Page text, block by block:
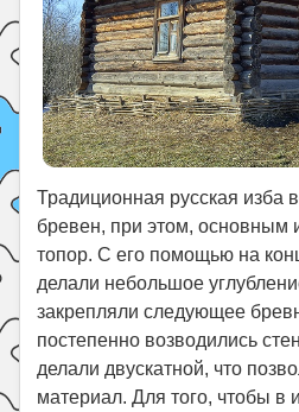
Традиционная русская изба
бревен, при этом, основным
топор. С его помощью на
делали небольшое
закрепляли следующее
постепенно возводились
делали двускатной, что
материал. Для того, чтобы в